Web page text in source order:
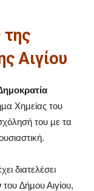
Αιγίου
Χηµείας του
του µε τα
διατελέσει
του ∆ήµου Αιγίου,